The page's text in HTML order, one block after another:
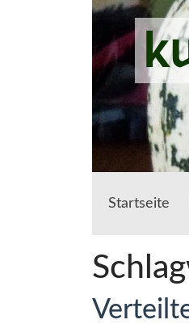
Zum Hauptinhalt springen
Startseite